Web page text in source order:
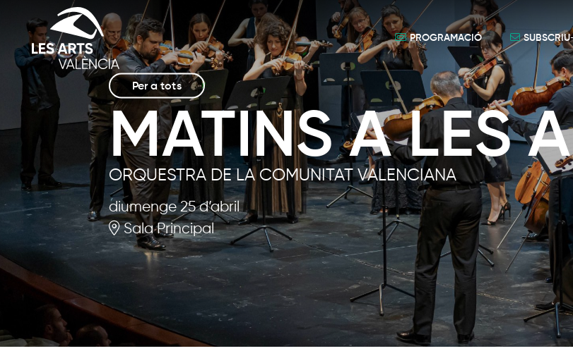
PROGRAMACIÓ
Per a tots
MATINS A LES
ORQUESTRA DE LA COMUNITAT VALENCIANA
diumenge 25 d’abril
Sala Principal